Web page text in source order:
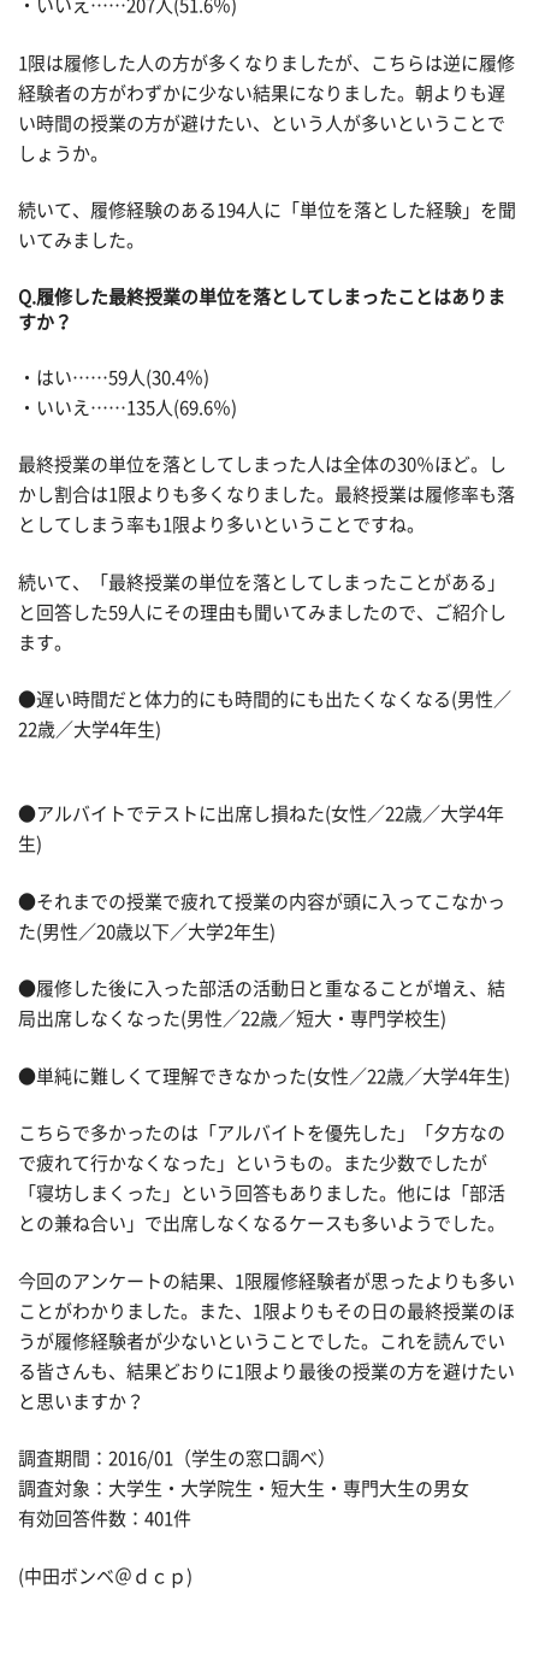
・いいえ……207人(51.6％)
1限は履修した人の方が多くなりましたが、こちらは逆に履修
経験者の方がわずかに少ない結果になりました。朝よりも遅
い時間の授業の方が避けたい、という人が多いということで
しょうか。
続いて、履修経験のある194人に「単位を落とした経験」を聞
いてみました。
Q.履修した最終授業の単位を落としてしまったことはありま
すか？
・はい……59人(30.4％)
・いいえ……135人(69.6％)
最終授業の単位を落としてしまった人は全体の30％ほど。し
かし割合は1限よりも多くなりました。最終授業は履修率も落
としてしまう率も1限より多いということですね。
続いて、「最終授業の単位を落としてしまったことがある」
と回答した59人にその理由も聞いてみましたので、ご紹介し
ます。
●遅い時間だと体力的にも時間的にも出たくなくなる(男性／
22歳／大学4年生)
●アルバイトでテストに出席し損ねた(女性／22歳／大学4年
生)
●それまでの授業で疲れて授業の内容が頭に入ってこなかっ
た(男性／20歳以下／大学2年生)
●履修した後に入った部活の活動日と重なることが増え、結
局出席しなくなった(男性／22歳／短大・専門学校生)
●単純に難しくて理解できなかった(女性／22歳／大学4年生)
こちらで多かったのは「アルバイトを優先した」「夕方なの
で疲れて行かなくなった」というもの。また少数でしたが
「寝坊しまくった」という回答もありました。他には「部活
との兼ね合い」で出席しなくなるケースも多いようでした。
今回のアンケートの結果、1限履修経験者が思ったよりも多い
ことがわかりました。また、1限よりもその日の最終授業のほ
うが履修経験者が少ないということでした。これを読んでい
る皆さんも、結果どおりに1限より最後の授業の方を避けたい
と思いますか？
調査期間：2016/01（学生の窓口調べ）
調査対象：大学生・大学院生・短大生・専門大生の男女
有効回答件数：401件
(中田ボンベ＠ｄｃｐ)